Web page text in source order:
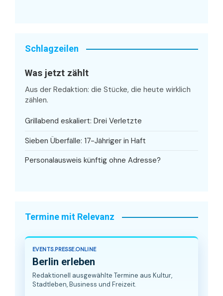
Schlagzeilen
Was jetzt zählt
Aus der Redaktion: die Stücke, die heute wirklich
zählen.
Grillabend eskaliert: Drei Verletzte
Sieben Überfälle: 17-Jähriger in Haft
Personalausweis künftig ohne Adresse?
Termine mit Relevanz
EVENTS.PRESSE.ONLINE
Berlin erleben
Redaktionell ausgewählte Termine aus Kultur,
Stadtleben, Business und Freizeit.